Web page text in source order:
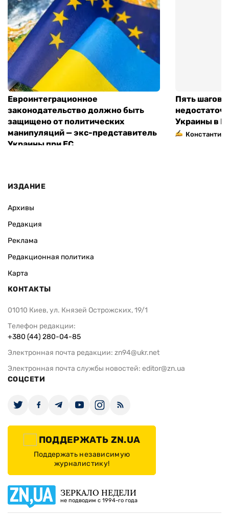
Евроинтеграционное
законодательство должно быть
защищено от политических
манипуляций — экс-представитель
Украины при ЕС
Пять шагов
Украины в
Константин
ИЗДАНИЕ
Архивы
Редакция
Реклама
Редакционная политика
Карта
КОНТАКТЫ
01010 Киев, ул. Князей Острожских, 19/1
Телефон редакции:
+380 (44) 280-04-85
Электронная почта редакции: zn94@ukr.net
Электронная почта службы новостей: editor@zn.ua
СОЦСЕТИ
ПОДДЕРЖАТЬ ZN.UA
Поддержать независимую
журналистику!
ЗЕРКАЛО НЕДЕЛИ
не подводим с 1994-го года